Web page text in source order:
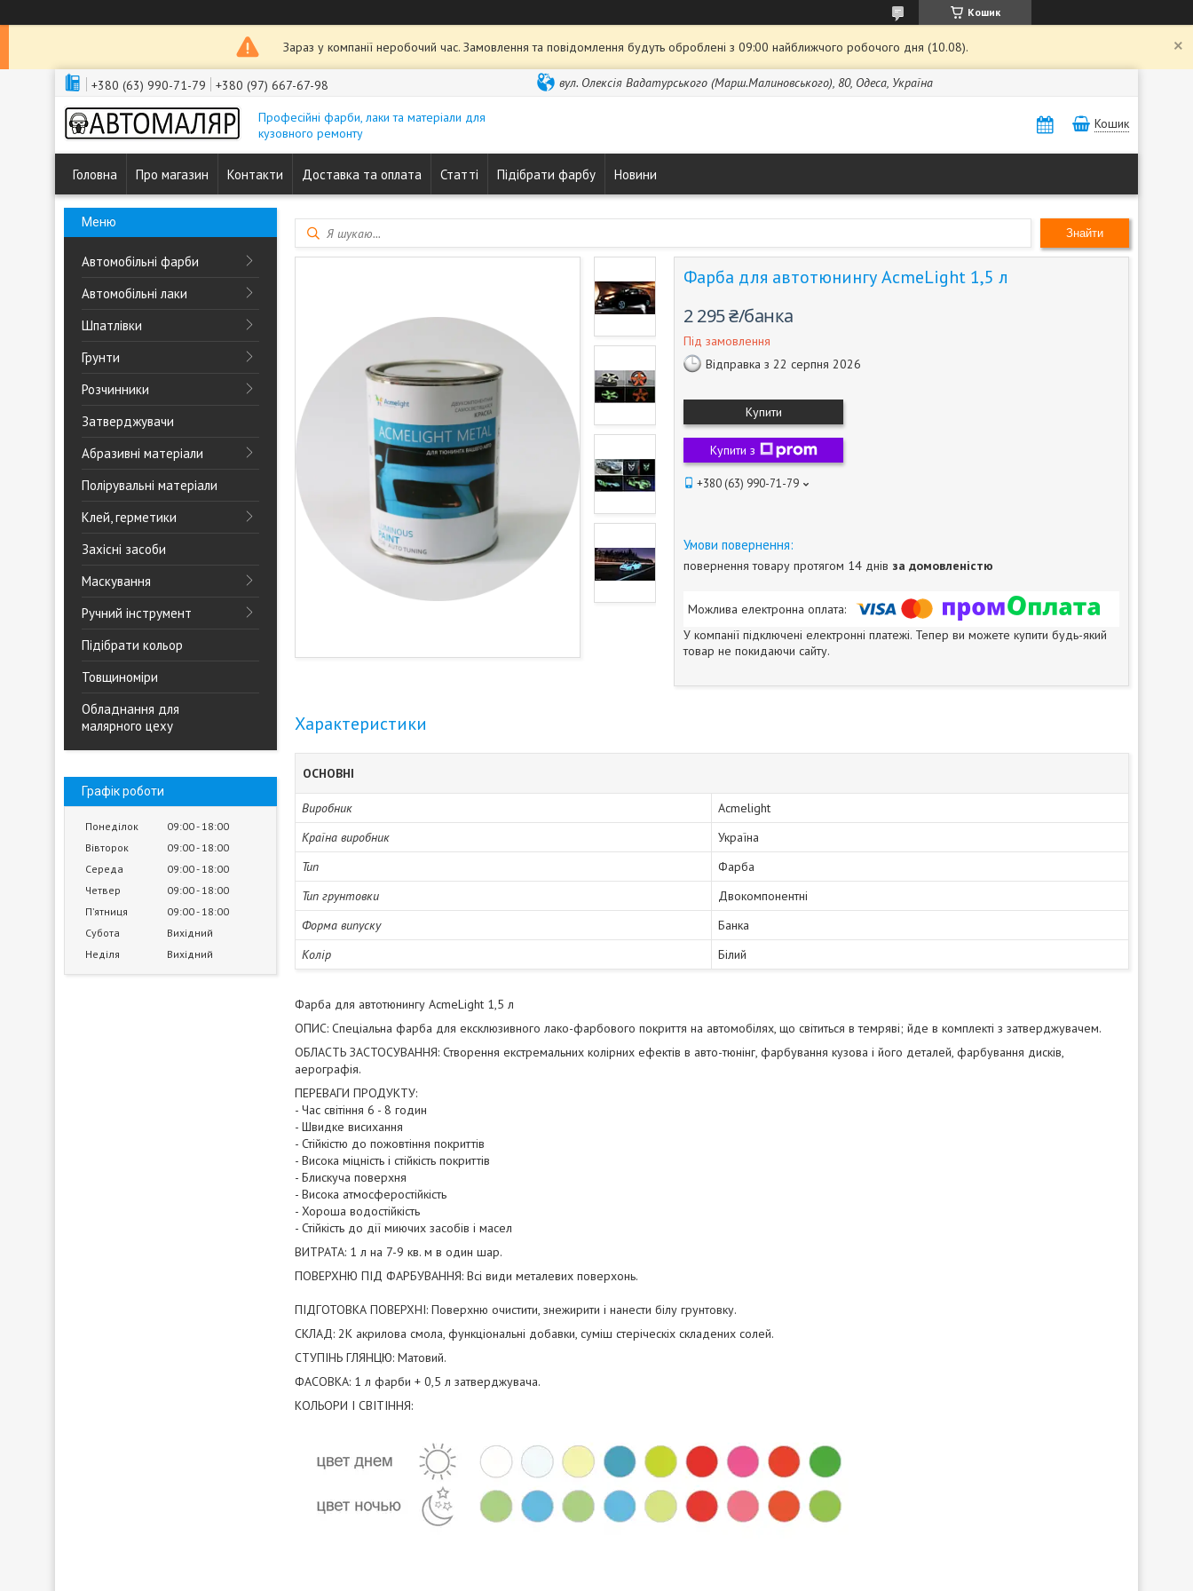
Кошик
Зараз у компанії неробочий час. Замовлення та повідомлення будуть оброблені з 09:00 найближчого робочого дня (10.08).
+380 (63) 990-71-79 +380 (97) 667-67-98 вул. Олексія Вадатурського (Марш.Малиновського), 80, Одеса, Україна
Професійні фарби, лаки та матеріали для
кузовного ремонту
Кошик
Головна Про магазин Контакти Доставка та оплата Статті Підібрати фарбу Новини
Автомобільні фарби
Автомобільні лаки
Шпатлівки
Грунти
Розчинники
Затверджувачи
Абразивні матеріали
Полірувальні матеріали
Клей, герметики
Захісні засоби
Маскування
Ручний інструмент
Підібрати кольор
Товщиноміри
Обладнання для
малярного цеху
Графік роботи
Понеділок 09:00 18:00
Вівторок
09:00 18:00
Середа
09:00 18:00
Четвер
09:00 18:00
Пʼятниця
09:00 18:00
Субота
Вихідний
Неділя
Вихідний
Знайти
Фарба для автотюнингу AcmeLight 1,5 л
2 295 ₴/банка
Під замовлення
Відправка з 22 серпня 2026
Купити
Купити з
+380 (63) 990-71-79
повернення товару протягом 14 днів за домовленістю
У компанії підключені електронні платежі. Тепер ви можете купити будь-який
товар не покидаючи сайту.
Характеристики
ОСНОВНІ
Виробник
Acmelight
Країна виробник
Україна
Тип
Фарба
Тип грунтовки
Двокомпонентні
Форма випуску
Банка
Колір
Білий
Фарба для автотюнингу AcmeLight 1,5 л
ОПИС: Спеціальна фарба для ексклюзивного лако-фарбового покриття на автомобілях, що світиться в темряві; йде в комплекті з затверджувачем.
ОБЛАСТЬ ЗАСТОСУВАННЯ: Створення екстремальних колірних ефектів в авто-тюнінг, фарбування кузова і його деталей, фарбування дисків,
аерографія.
ПЕРЕВАГИ ПРОДУКТУ:
- Час світіння 6 - 8 годин
- Швидке висихання
- Стійкістю до пожовтіння покриттів
- Висока міцність і стійкість покриттів
- Блискуча поверхня
- Висока атмосферостійкість
- Хороша водостійкість
- Стійкість до дії миючих засобів і масел
ВИТРАТА: 1 л на 7-9 кв. м в один шар.
ПОВЕРХНЮ ПІД ФАРБУВАННЯ: Всі види металевих поверхонь.
ПІДГОТОВКА ПОВЕРХНІ: Поверхню очистити, знежирити і нанести білу грунтовку.
СКЛАД: 2К акрилова смола, функціональні добавки, суміш стеріческіх складених солей.
СТУПІНЬ ГЛЯНЦЮ: Матовий.
ФАСОВКА: 1 л фарби + 0,5 л затверджувача.
КОЛЬОРИ І СВІТІННЯ: